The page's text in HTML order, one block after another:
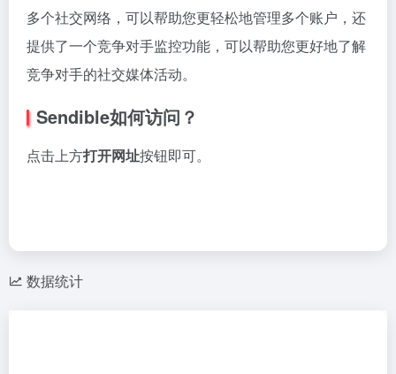
多个社交网络，可以帮助您更轻松地管理多个账户，还
提供了一个竞争对手监控功能，可以帮助您更好地了解
竞争对手的社交媒体活动。
Sendible如何访问？
点击上方打开网址按钮即可。
数据统计